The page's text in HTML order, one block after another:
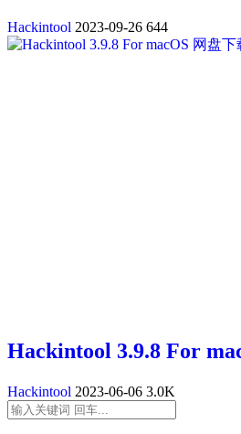
Hackintool 2023-09-26 644
Hackintool 3.9.8 For
Hackintool 2023-06-06 3.0K